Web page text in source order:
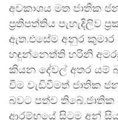
අවකාශය මත ජාතික
ප්‍රතිපත්තිය පැහැදිලිව
ඇත.එසේම අනුර
හඳුන්නෙත්ති හරිනි
කියන දේවල් අතර යම්
වීම වැඩිවීමත් ජාතික
බවට පත්ව තිබේ.ජාතික
ආරම්භයේ සිටම අන්